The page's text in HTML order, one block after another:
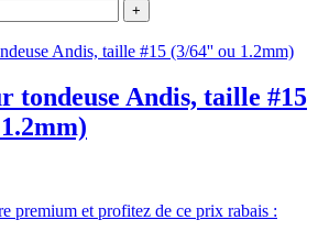
+
tondeuse Andis, taille #15
premium et profitez de ce prix rabais :